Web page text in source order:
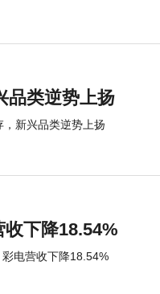
品类逆势上扬
，新兴品类逆势上扬
下降18.54%
电营收下降18.54%